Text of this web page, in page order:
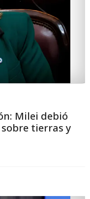
Milei debió
tierras y